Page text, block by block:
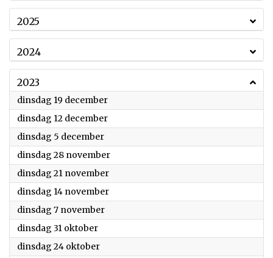
2025
2024
2023
dinsdag 19 december2023
dinsdag 12 december2023
dinsdag 5 december2023
dinsdag 28 november2023
dinsdag 21 november2023
dinsdag 14 november2023
dinsdag 7 november2023
dinsdag 31 oktober2023
dinsdag 24 oktober2023